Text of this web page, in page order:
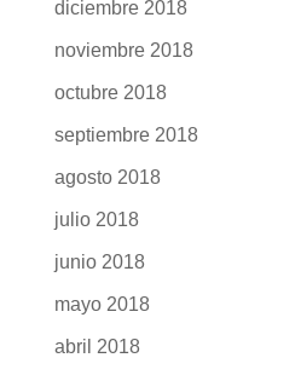
mayo 2019
abril 2019
marzo 2019
febrero 2019
enero 2019
diciembre 2018
noviembre 2018
octubre 2018
septiembre 2018